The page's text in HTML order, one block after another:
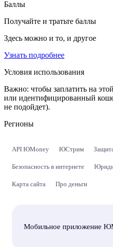
Баллы
Получайте и тратьте баллы
Здесь можно и то, и другое
Узнать подробнее
Условия использования
Важно: чтобы заплатить на
или идентифицированный
не подойдет).
Регионы
API ЮMoney ЮСтрим
Безопасность в интернете
Карта сайта Про деньги
Мобильное приложение